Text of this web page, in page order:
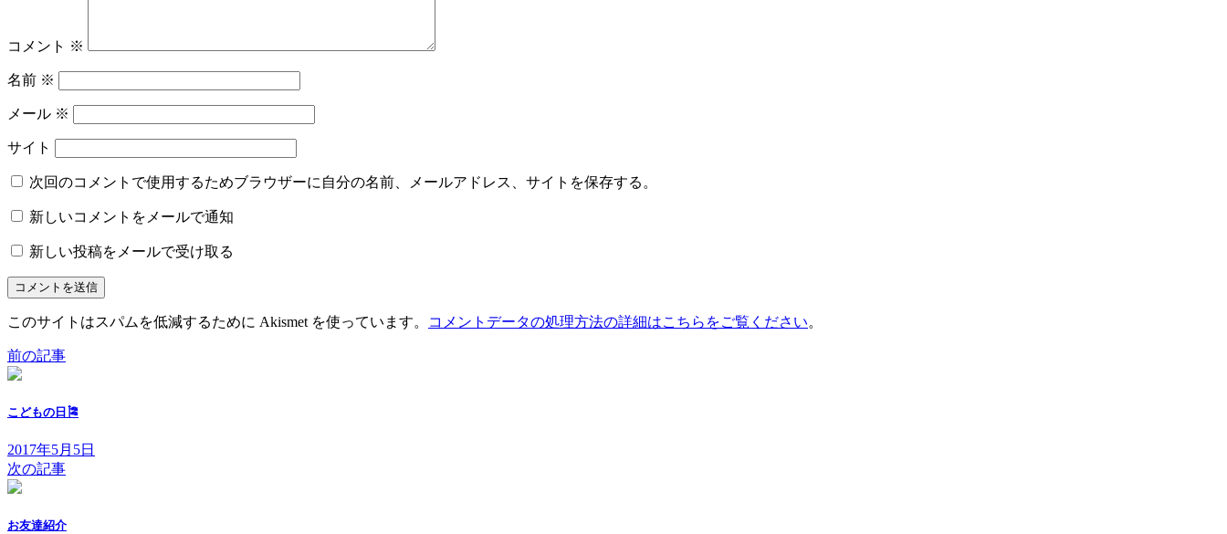
コメント ※
名前 ※
メール ※
サイト
次回のコメントで使用するためブラウザーに自分の名前、メールアドレス、サイトを保存する。
新しいコメントをメールで通知
新しい投稿をメールで受け取る
このサイトはスパムを低減するために Akismet を使っています。 コメントデータの処理方法の詳細はこちらをご覧ください。
前の記事
こどもの日🎏
2017年5月5日
次の記事
お友達紹介